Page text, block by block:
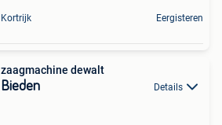
Kortrijk Eergisteren
zaagmachine dewalt
Bieden Details